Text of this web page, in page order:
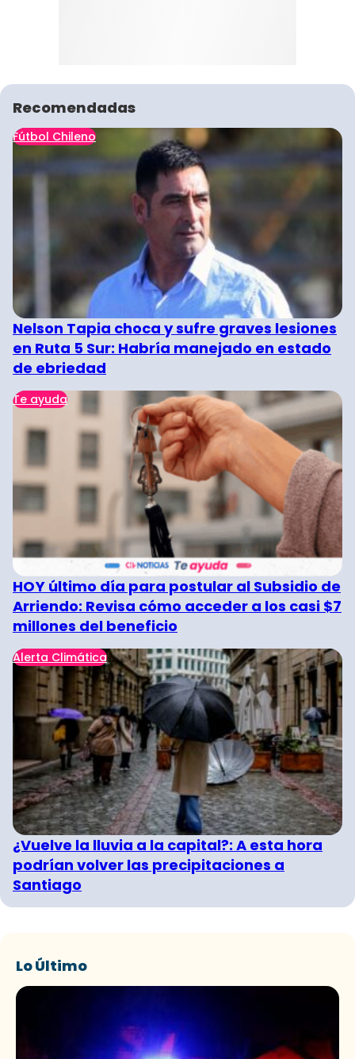
Recomendadas
Fútbol Chileno
Nelson Tapia choca y sufre graves lesiones
en Ruta 5 Sur: Habría manejado en estado
de ebriedad
Te ayuda
HOY último día para postular al Subsidio de
Arriendo: Revisa cómo acceder a los casi $7
millones del beneficio
Alerta Climática
¿Vuelve la lluvia a la capital?: A esta hora
podrían volver las precipitaciones a
Santiago
Lo Último